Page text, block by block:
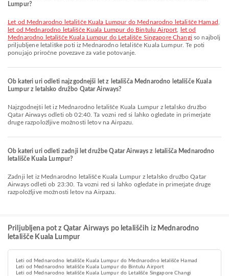
Lumpur?
let od Mednarodno letališče Kuala Lumpur do Mednarodno letališče Hamad
let od Mednarodno letališče Kuala Lumpur do Bintulu Airport
let od
Mednarodno letališče Kuala Lumpur do Letališče Singapore Changi so najbolj
priljubljene letališke poti iz Mednarodno letališče Kuala Lumpur. Te poti
ponujajo priročne povezave za vaše potovanje.
Ob kateri uri odleti najzgodnejši let z letališča Mednarodno letališče Kuala
Lumpur z letalsko družbo Qatar Airways?
Najzgodnejši let iz Mednarodno letališče Kuala Lumpur z letalsko družbo
Qatar Airways odleti ob 02:40. Ta vozni red si lahko ogledate in primerjate
druge razpoložljive možnosti letov na Airpazu.
Ob kateri uri odleti zadnji let družbe Qatar Airways z letališča Mednarodno
letališče Kuala Lumpur?
Zadnji let iz Mednarodno letališče Kuala Lumpur z letalsko družbo Qatar
Airways odleti ob 23:30. Ta vozni red si lahko ogledate in primerjate druge
razpoložljive možnosti letov na Airpazu.
Priljubljena pot z Qatar Airways po letališčih iz Mednarodno
letališče Kuala Lumpur
Leti od Mednarodno letališče Kuala Lumpur do Mednarodno letališče Hamad
Leti od Mednarodno letališče Kuala Lumpur do Bintulu Airport
Leti od Mednarodno letališče Kuala Lumpur do Letališče Singapore Changi